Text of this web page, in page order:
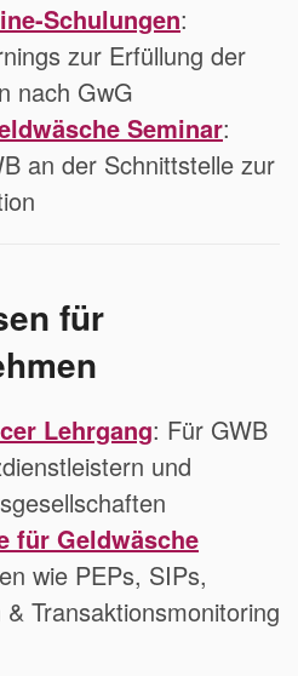
Schulungen:
zur Erfüllung der
nach GwG
Seminar:
an der Schnittstelle zur
für
Lehrgang: Für GWB
und
für Geldwäsche
wie PEPs, SIPs,
Transaktionsmonitoring